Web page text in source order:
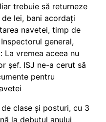
trebuie să returneze
lei, bani acordați
navetei, timp de
general,
La vremea aceea nu
șef. ISJ ne-a cerut să
pentru
clase și posturi, cu 3
la debutul anului